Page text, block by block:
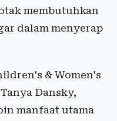
membutuhkan
dalam menyerap
& Women's
Dansky,
manfaat utama